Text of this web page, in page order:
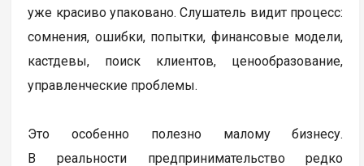
уже красиво упаковано. Слушатель видит процесс:
сомнения, ошибки, попытки, финансовые модели,
кастдевы, поиск клиентов, ценообразование,
управленческие проблемы.
Это особенно полезно малому бизнесу.
В реальности предпринимательство редко